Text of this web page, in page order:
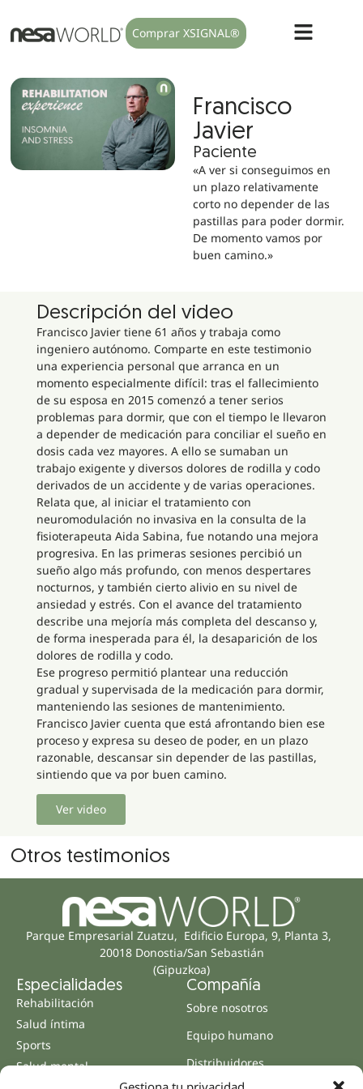
Comprar XSIGNAL®
Francisco
Javier
Paciente
«A ver si conseguimos en
un plazo relativamente
corto no depender de las
pastillas para poder dormir.
De momento vamos por
buen camino.»
Descripción del video
Francisco Javier tiene 61 años y trabaja como
ingeniero autónomo. Comparte en este testimonio
una experiencia personal que arranca en un
momento especialmente difícil: tras el fallecimiento
de su esposa en 2015 comenzó a tener serios
problemas para dormir, que con el tiempo le llevaron
a depender de medicación para conciliar el sueño en
dosis cada vez mayores. A ello se sumaban un
trabajo exigente y diversos dolores de rodilla y codo
derivados de un accidente y de varias operaciones.
Relata que, al iniciar el tratamiento con
neuromodulación no invasiva en la consulta de la
fisioterapeuta Aida Sabina, fue notando una mejora
progresiva. En las primeras sesiones percibió un
sueño algo más profundo, con menos despertares
nocturnos, y también cierto alivio en su nivel de
ansiedad y estrés. Con el avance del tratamiento
describe una mejoría más completa del descanso y,
de forma inesperada para él, la desaparición de los
dolores de rodilla y codo.
Ese progreso permitió plantear una reducción
gradual y supervisada de la medicación para dormir,
manteniendo las sesiones de mantenimiento.
Francisco Javier cuenta que está afrontando bien ese
proceso y expresa su deseo de poder, en un plazo
razonable, descansar sin depender de las pastillas,
sintiendo que va por buen camino.
Ver video
Otros testimonios
Parque Empresarial Zuatzu, Edificio Europa, 9, Planta 3,
20018 Donostia/San Sebastián
(Gipuzkoa)
Especialidades
Rehabilitación
Salud íntima
Sports
Salud mental
Compañía
Sobre nosotros
Equipo humano
Distribuidores